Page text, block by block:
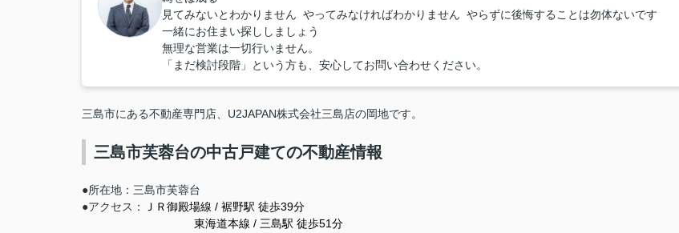
見てみないとわかりません やってみなければわかりません やらずに後悔することは勿体ないです
一緒にお住まい探ししましょう
無理な営業は一切行いません。
「まだ検討段階」という方も、安心してお問い合わせください。
三島市にある不動産専門店、U2JAPAN株式会社三島店の岡地です。
三島市芙蓉台の中古戸建ての不動産情報
●所在地：三島市芙蓉台
●アクセス：
ＪＲ御殿場線 / 裾野駅 徒歩39分
東海道本線 / 三島駅 徒歩51分